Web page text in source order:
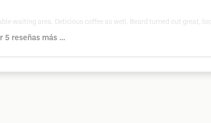
waiting area. Delicious coffee as well. Beard turned out great,
5 reseñas más ...